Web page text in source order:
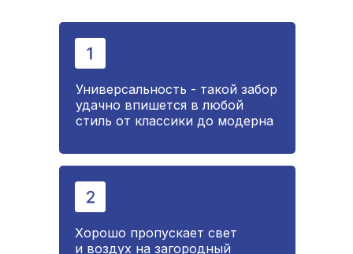
Универсальность - такой забор
удачно впишется в любой
стиль от классики до модерна
Хорошо пропускает свет
и воздух на загородный